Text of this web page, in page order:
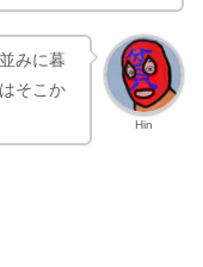
Hin
みに暮
そこか